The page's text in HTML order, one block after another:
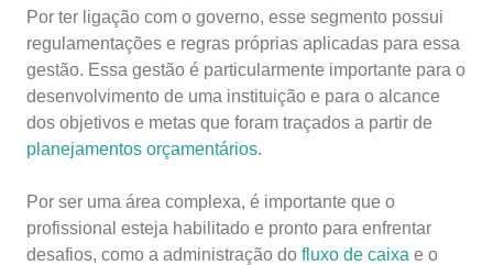
Por ter ligação com o governo, esse segmento possui
regulamentações e regras próprias aplicadas para essa
gestão. Essa gestão é particularmente importante para o
desenvolvimento de uma instituição e para o alcance
dos objetivos e metas que foram traçados a partir de
planejamentos orçamentários.
Por ser uma área complexa, é importante que o
profissional esteja habilitado e pronto para enfrentar
desafios, como a administração do fluxo de caixa e o